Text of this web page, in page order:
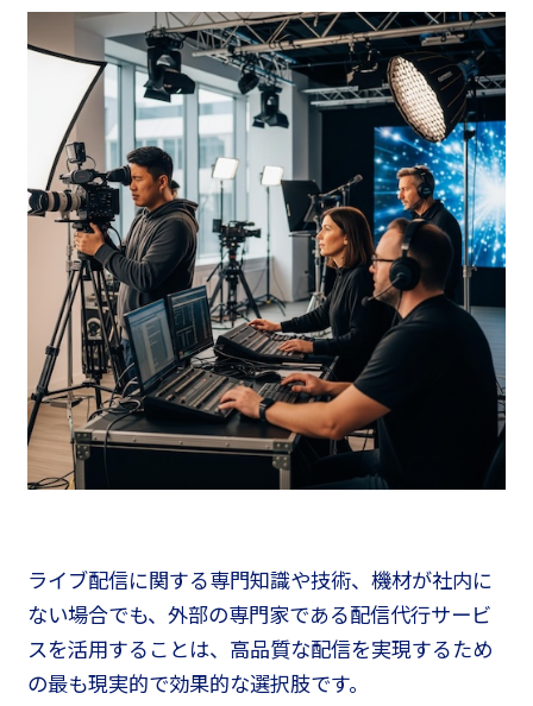
ライブ配信に関する専門知識や技術、機材が社内に
ない場合でも、外部の専門家である配信代行サービ
スを活用することは、高品質な配信を実現するため
の最も現実的で効果的な選択肢です。